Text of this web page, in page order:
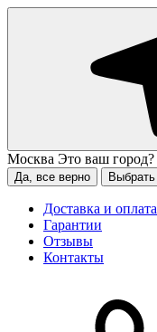
Москва Это ваш город?
Да, все верно
Доставка и оплата
Гарантии
Отзывы
Контакты